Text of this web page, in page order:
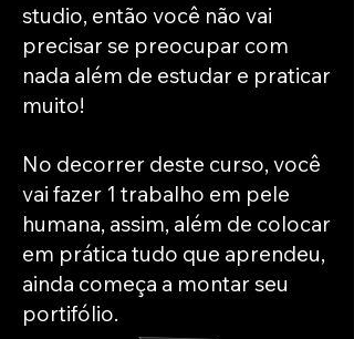
studio, então você não vai
precisar se preocupar com
nada além de estudar e praticar
muito!
No decorrer deste curso, você
vai fazer 1 trabalho em pele
humana, assim, além de colocar
em prática tudo que aprendeu,
ainda começa a montar seu
portifólio.